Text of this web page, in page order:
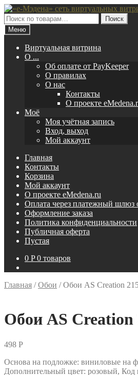
Перейти
к
навигации
Перейти
к
содержимому
Искать:
Поиск
Меню
Виртуальная витрина
O ...
Об оплате от PayKeeper
О правилах
О нас
Контакты
О проекте
Моё
Моя учётная запись
Вход, выход
Мой аккаунт
Главная
Контакты
Корзина
Мой аккаунт
О проекте eMedena.ru
Оплата через платежный шлюз
Оформление заказа
Политика конфиденциальности
Публичная оферта
Пустая
0 P 0 товаров
Главная /Обои /Обои AS Creation
Обои AS Creation
498 P
Основа на подложке: виниловые на
Дополнительный цвет: розовый, Код